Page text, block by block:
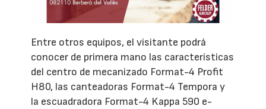
Entre otros equipos, el visitante podrá
conocer de primera mano las características
del centro de mecanizado Format-4 Profit
H80, las canteadoras Format-4 Tempora y
la escuadradora Format-4 Kappa 590 e-